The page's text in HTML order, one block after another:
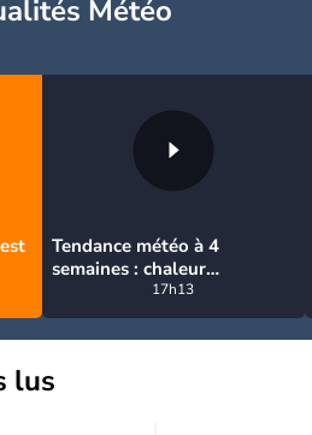
Météo
Tendance météo à 4
semaines : chaleur
prédominante jusqu'en
septembre
17h13
lus